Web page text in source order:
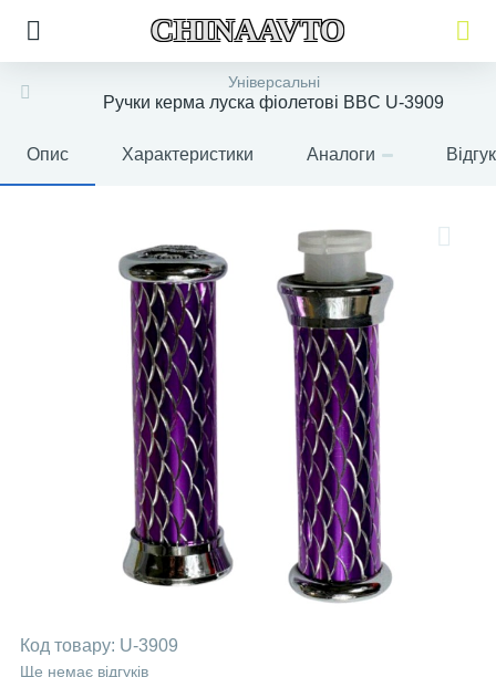
CHINAAVTO
Універсальні
Ручки керма луска фіолетові BBC U-3909
Опис Характеристики Аналоги
Код товару: U-3909
Ще немає відгуків